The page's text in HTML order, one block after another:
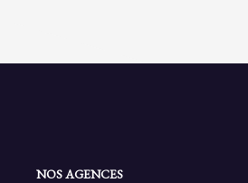
NOS AGENCES